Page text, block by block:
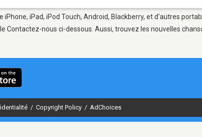
iPad, iPod Touch, Android, Blackberry, et d'autres
Contactez-nous ci-dessous. Aussi, trouvez les nouvelles
/ Copyright Policy / AdChoices